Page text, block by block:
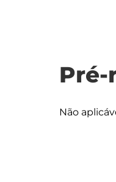
Não